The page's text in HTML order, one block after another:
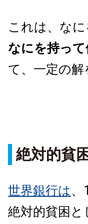
これは、な
なにを持っ
て、一定の解
絶対的貧困
世界銀行は、
絶対的貧困と